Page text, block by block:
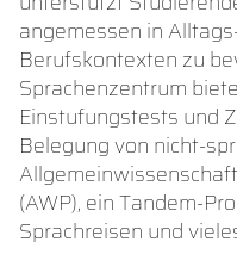
angemessen in
Berufskontexten zu
Sprachenzentrum
Einstufungstests und
Belegung von nicht-
(AWP), ein Tandem-
Sprachreisen und